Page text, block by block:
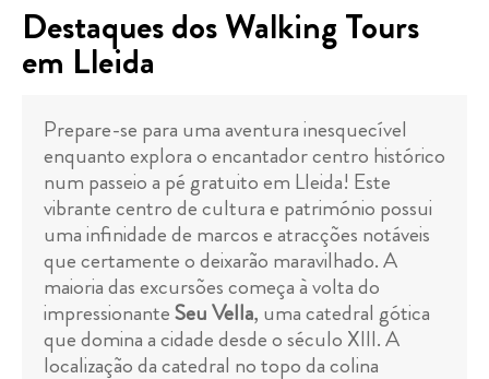
Destaques dos Walking Tours
em Lleida
Prepare-se para uma aventura inesquecível
enquanto explora o encantador centro histórico
num passeio a pé gratuito em Lleida! Este
vibrante centro de cultura e património possui
uma infinidade de marcos e atracções notáveis
que certamente o deixarão maravilhado. A
maioria das excursões começa à volta do
impressionanteSeu Vella, uma catedral gótica
que domina a cidade desde o século XIII. A
localização da catedral no topo da colina